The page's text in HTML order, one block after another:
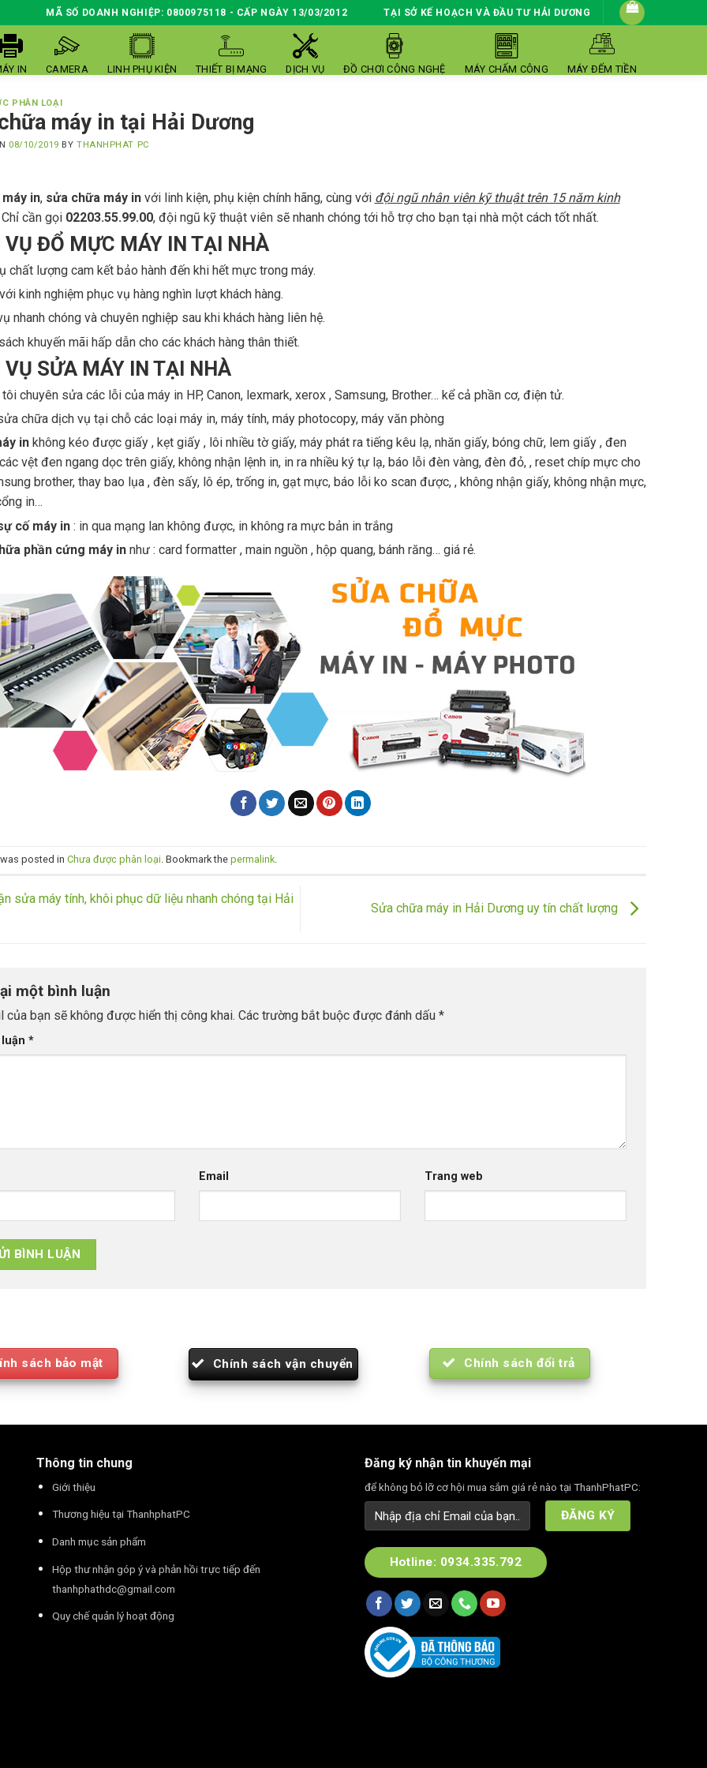
MÃ SỐ DOANH NGHIỆP: 0800975118 - CẤP NGÀY 13/03/2012 TẠI SỞ KẾ HOẠCH VÀ ĐẦU TƯ HẢI DƯƠNG
IN CAMERA LINH PHỤ KIỆN THIẾT BỊ MẠNG DỊCH VỤ ĐỒ CHƠI CÔNG NGHỆ MÁY CHẤM CÔNG MÁY ĐẾM TIỀN
PHÂN LOẠI
máy in tại Hải Dương
08/10/2019 BY THANHPHAT PC
in, sửa chữa máy invới linh kiện, phụ kiện chính hãng, cùng với đội ngũ nhân viên kỹ thuật trên 15 năm kinh
cần gọi02203.55.99.00, đội ngũ kỹ thuật viên sẽ nhanh chóng tới hỗ trợ cho bạn tại nhà một cách tốt nhất.
VỤ ĐỔ MỰC MÁY IN TẠI NHÀ
chất lượng cam kết bảo hành đến khi hết mực trong máy.
kinh nghiệm phục vụ hàng nghìn lượt khách hàng.
nhanh chóng và chuyên nghiệp sau khi khách hàng liên hệ.
khuyến mãi hấp dẫn cho các khách hàng thân thiết.
VỤ SỬA MÁY IN TẠI NHÀ
tôi chuyên sửa các lỗi của máy in HP, Canon, lexmark, xerox , Samsung, Brother… kể cả phần cơ, điện tử.
chữa dịch vụ tại chỗ các loại máy in, máy tính, máy photocopy, máy văn phòng
in không kéo được giấy , kẹt giấy , lôi nhiều tờ giấy, máy phát ra tiếng kêu lạ, nhăn giấy, bóng chữ, lem giấy , đen
vệt đen ngang dọc trên giấy, không nhận lệnh in, in ra nhiều ký tự lạ, báo lỗi đèn vàng, đèn đỏ, , reset chíp mực cho
brother, thay bao lụa , đèn sấy, lô ép, trống in, gạt mực, báo lỗi ko scan được, , không nhận giấy, không nhận mực,
in…
cố máy in: in qua mạng lan không được, in không ra mực bản in trắng
phần cứng máy innhư : card formatter , main nguồn , hộp quang, bánh răng… giá rẻ.
posted in Chưa được phân loại. Bookmark the permalink.
sửa máy tính, khôi phục dữ liệu nhanh chóng tại Hải
Sửa chữa máy in Hải Dương uy tín chất lượng
một bình luận
của bạn sẽ không được hiển thị công khai. Các trường bắt buộc được đánh dấu *
luận *
Email Trang web
sách bảo mật Chính sách vận chuyển Chính sách đổi trả
Thông tin chung
Giới thiệu
Thương hiệu tại ThanhphatPC
Danh mục sản phẩm
Hộp thư nhận góp ý và phản hồi trực tiếp đến
thanhphathdc@gmail.com
Quy chế quản lý hoạt động
Đăng ký nhận tin khuyến mại
để không bỏ lỡ cơ hội mua sắm giá rẻ nào tại ThanhPhatPC:
Hotline: 0934.335.792